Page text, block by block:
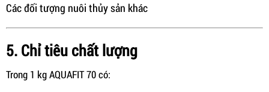
Các đối tượng nuôi thủy sản khác
5. Chỉ tiêu chất lượng
Trong 1 kg AQUAFIT 70 có: